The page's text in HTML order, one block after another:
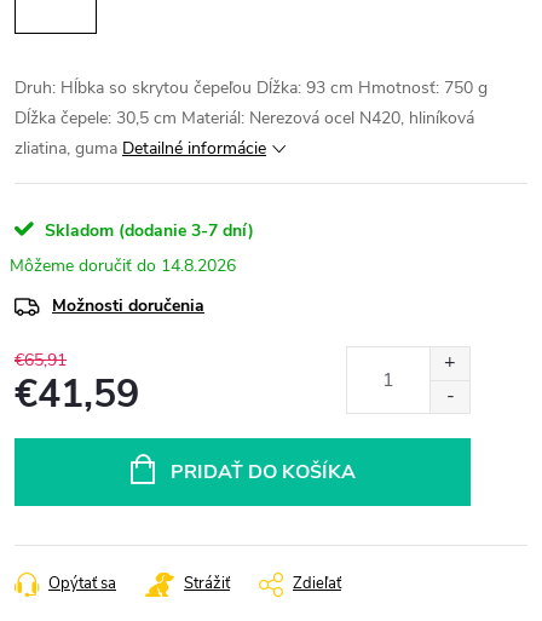
Druh: Hĺbka so skrytou čepeľou Dĺžka: 93 cm Hmotnosť: 750 g
Dĺžka čepele: 30,5 cm Materiál: Nerezová ocel N420, hliníková
zliatina, guma Detailné informácie
Skladom (dodanie 3-7 dní)
14.8.2026
Možnosti doručenia
€65,91
€41,59
PRIDAŤ DO KOŠÍKA
Opýtať sa Strážiť Zdieľať